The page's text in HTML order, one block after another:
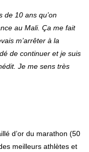
de 10 ans qu’on
au Mali. Ça me fait
m’arrêter à la
de continuer et je suis
Je me sens très
d’or du marathon (50
meilleurs athlètes et